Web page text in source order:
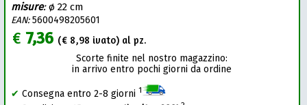
misure:ø 22 cm
EAN:5600498205601
€7,36 (€ 8,98 ivato) al pz.
Scorte finite nel nostro magazzino:
in arrivo entro pochi giorni da ordine
✔ Consegna entro 2-8 giorni 1